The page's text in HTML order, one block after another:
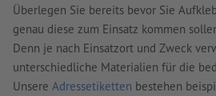
Überlegen Sie bereits bevor Sie
genau diese zum Einsatz kommen
Denn je nach Einsatzort und Zweck
unterschiedliche Materialien für die
Unsere Adressetiketten bestehen